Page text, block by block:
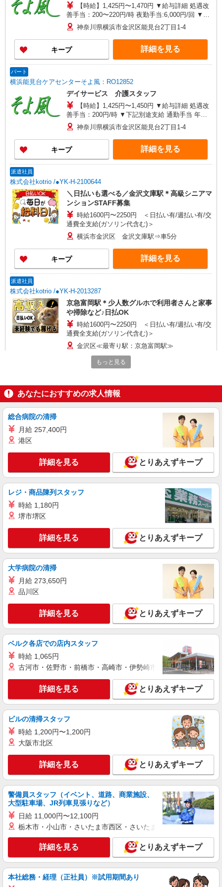
【時給】1,425円〜1,470円 ▼給与詳細 処遇改
善手当：200〜220円/時 夜勤手当:6,000円/回 ▼下
記別途支給 通勤手当 年末年始手当：380円/時 寸
志あり：年2回（6月・12月） ※業績による ※処
遇改善手当は試用期間中(3ヶ月)は支給なし
神奈川県横浜市金沢区能見台2丁目1-4
キープ 詳細を見る
パート
横浜能見台ケアセンターそよ風：RO12852
デイサービス 介護スタッフ
【時給】1,425円〜1,450円 ▼給与詳細 処遇改
善手当：200円/時 ▼下記別途支給 通勤手当 年末
年始手当：380円/時 寸志あり：年2回（6月・12
月） ※業績による ※処遇改善手当は試用期間中(3
ヶ月)は支給なし
神奈川県横浜市金沢区能見台2丁目1-4
キープ 詳細を見る
派遣社員
株式会社kotrio /●YK-H-2100644
＼日払いも選べる／金沢文庫駅＊高級シニアマ
ンションSTAFF募集
時給1600円〜2250円 ＜日払い有/週払い有/交
通費全支給(ガソリン代含む)＞
横浜市金沢区 金沢文庫駅⇒車5分
キープ 詳細を見る
派遣社員
株式会社kotrio /●YK-H-2013287
京急富岡駅＊少人数グルホで利用者さんと家事
や掃除など♪日払OK
時給1600円〜2250円 ＜日払い有/週払い有/交
通費全支給(ガソリン代含む)＞
金沢区≪最寄り駅：京急富岡駅≫
派遣社員
株式会社ブレイブ（マイナビグループ）/MD14
介護スタッフ ◆デイサービス、サービス付き
高齢者向け住宅、グループホームなど様々な勤
務先から選べます。
未経験：時給1600〜1800円（資格・経験によ
る） 経験者：時給1800〜2000円（資格・経験によ
る） ◎月収例 時給2000円×1日8時間×22日（週5
日）＝35万2000円 ◆昇給あり ◆支払い方法 ※日
払い/週払い/月払い対応も可能です。詳しくは面談
時にご相談ください。 ◆交通費：別途全額支給 ※
当社規定あり
神奈川県横浜市金沢区 【最寄駅】 ◆京急本線
「金沢文庫駅」 ◆京急逗子線「六浦駅」 ◆京急本
線「京急富岡駅」 ★その他、近隣に多数勤務地あ
ります！
詳細を見る
派遣社員
株式会社kotrio /●YK-H-1955325
京急富岡駅｜日払いOK！日収1.2万円超え×サ
高住スタッフ！
時給1600円〜2250円 ＜日払い有/週払い有/交
通費全支給(ガソリン代含む)＞
詳細を見る
株式会社トラストグロース 新宿本社 第2営業部
グループホームでの夜専介護士
1夜勤：27000円〜29000円 ※資格や経験など
詳細を見る
職業紹介
株式会社kotrio /●YK-S-2114798
金沢文庫駅＊障がい者デイでパート勤務♪週
時給1550円〜2312円 ＜交通費全支給(ガソリ
ン代含む)＞
キープ 詳細を見る
職業紹介
株式会社kotrio /●YK-S-2082922
住宅型有料老人ホームSTAFF＊負担少なめで
資格勉強と両立可♪
給：200,000円〜220,000円 ・資格手当：10,000〜
もっと見る
あなたにおすすめの求人情報
総合病院の清掃
月給 257,400円
港区
詳細を見る とりあえずキープ
レジ・商品陳列スタッフ
時給 1,180円
堺市堺区
詳細を見る とりあえずキープ
大学病院の清掃
月給 273,650円
品川区
詳細を見る とりあえずキープ
ベルク各店での店内スタッフ
時給 1,065円
古河市・佐野市・前橋市・高崎市・伊勢崎市・太田市・館林市
詳細を見る とりあえずキープ
ビルの清掃スタッフ
時給 1,200円〜1,200円
大阪市北区
詳細を見る とりあえずキープ
警備員スタッフ（イベント、道路、商業施設、
大型駐車場、JR列車見張りなど）
日給 11,000円〜12,100円
栃木市・小山市・さいたま市西区・さいたま市岩槻区・久喜市・
詳細を見る とりあえずキープ
本社総務・経理（正社員）※試用期間あり